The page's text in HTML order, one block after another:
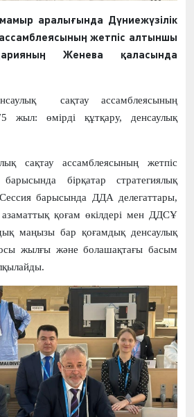
аралығында Дүниежүзілік
жетпіс алтыншы
Женева қаласында
сақтау ассамблеясының
өмірді құтқару, денсаулық
сақтау ассамблеясының жетпіс
бірқатар стратегиялық
барысында ДДА делегаттары,
азаматтық қоғам өкілдері мен ДДСҰ
маңызы бар қоғамдық денсаулық
жылғы және болашақтағы басым